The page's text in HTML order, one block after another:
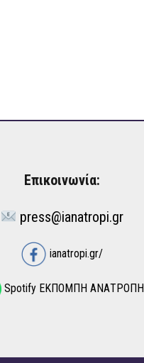
Επικοινωνία:
press@ianatropi.gr
ianatropi.gr/
Spotify ΕΚΠΟΜΠΗ ΑΝΑΤΡΟΠΗ